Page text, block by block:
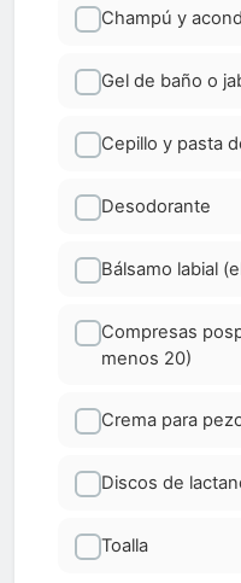
Champú y
Gel de baño o
Cepillo y pasta
Desodorante
Bálsamo labial
Compresas
menos 20)
Crema para
Discos de
Toalla